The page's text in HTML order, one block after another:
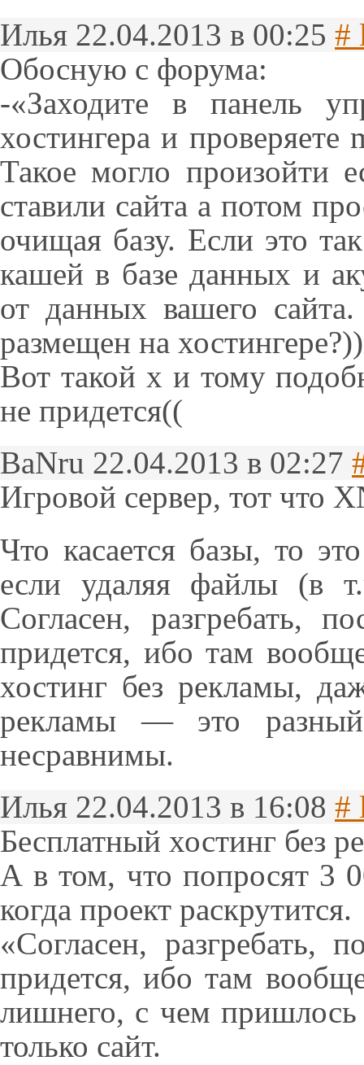
Илья 22.04.2013 в 00:25 #
Обосную с форума:
-«Заходите в панель
хостингера и проверяете
Такое могло произойти
ставили сайта а потом
очищая базу. Если это
кашей в базе данных и
от данных вашего
размещен на
Вот такой х и тому
не придется((
BaNru 22.04.2013 в 02:27
Игровой сервер, тот что
Что касается базы, то
если удаляя файлы (в
Согласен, разгребать,
придется, ибо там
хостинг без рекламы,
рекламы — это
несравнимы.
Илья 22.04.2013 в 16:08 #
Бесплатный хостинг без
А в том, что попросят 3
когда проект раскрутится.
«Согласен, разгребать,
придется, ибо там
лишнего, с чем
только сайт.